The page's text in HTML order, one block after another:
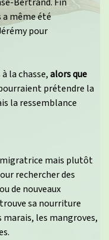
a même été
pour
la chasse,alors que
prétendre la
la ressemblance
migratrice mais plutôt
rechercher des
de nouveaux
sa nourriture
marais, les mangroves,